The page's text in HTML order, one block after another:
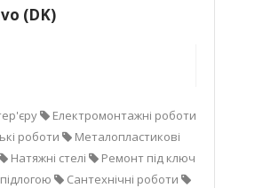
(DK)
Електромонтажні роботи
роботи
Металопластикові
Натяжні стелі
Ремонт під ключ
Сантехнічні роботи